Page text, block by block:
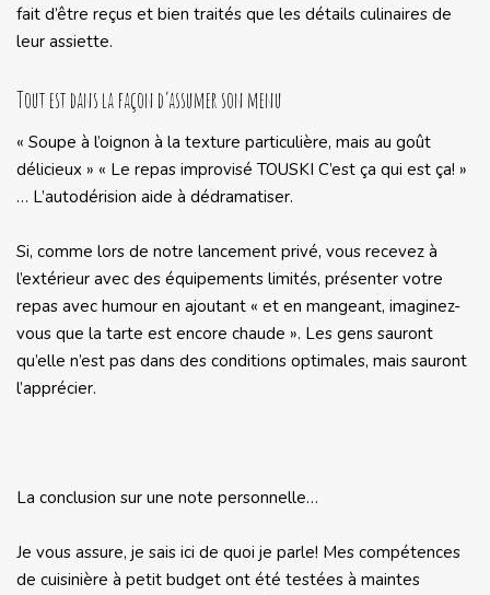
fait d’être reçus et bien traités que les détails culinaires de
leur assiette.
Tout est dans la façon d’assumer son menu
« Soupe à l’oignon à la texture particulière, mais au goût
délicieux » « Le repas improvisé TOUSKI C’est ça qui est ça! »
… L’autodérision aide à dédramatiser.
Si, comme lors de notre lancement privé, vous recevez à
l’extérieur avec des équipements limités, présenter votre
repas avec humour en ajoutant « et en mangeant, imaginez-
vous que la tarte est encore chaude ». Les gens sauront
qu’elle n’est pas dans des conditions optimales, mais sauront
l’apprécier.
La conclusion sur une note personnelle…
Je vous assure, je sais ici de quoi je parle! Mes compétences
de cuisinière à petit budget ont été testées à maintes